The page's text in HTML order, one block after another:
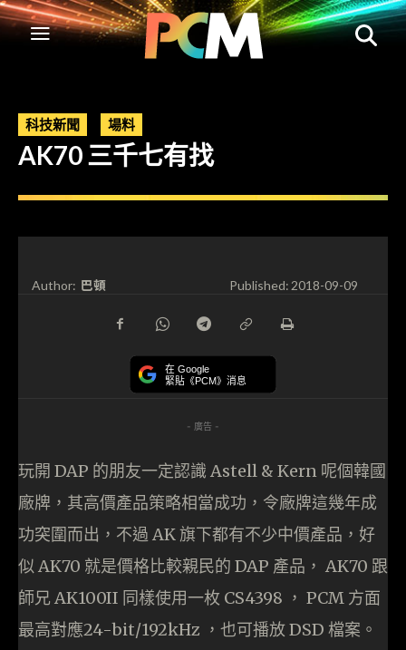
科技新聞 場料
AK70 三千七有找
Author: 巴頓 Published:2018-09-09
在 Google
緊貼《PCM》消息
- 廣告 -
玩開 DAP 的朋友一定認識 Astell & Kern 呢個韓國
廠牌，其高價產品策略相當成功，令廠牌這幾年成
功突圍而出，不過 AK 旗下都有不少中價產品，好
似 AK70 就是價格比較親民的 DAP 產品， AK70 跟
師兄 AK100II 同樣使用一枚 CS4398 ， PCM 方面
最高對應24-bit/192kHz ，也可播放 DSD 檔案。